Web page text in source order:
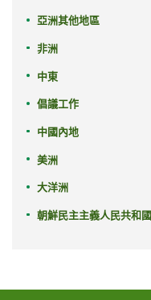
亞洲其他地區
非洲
中東
倡議工作
中國內地
美洲
大洋洲
朝鮮民主主義人民共和國